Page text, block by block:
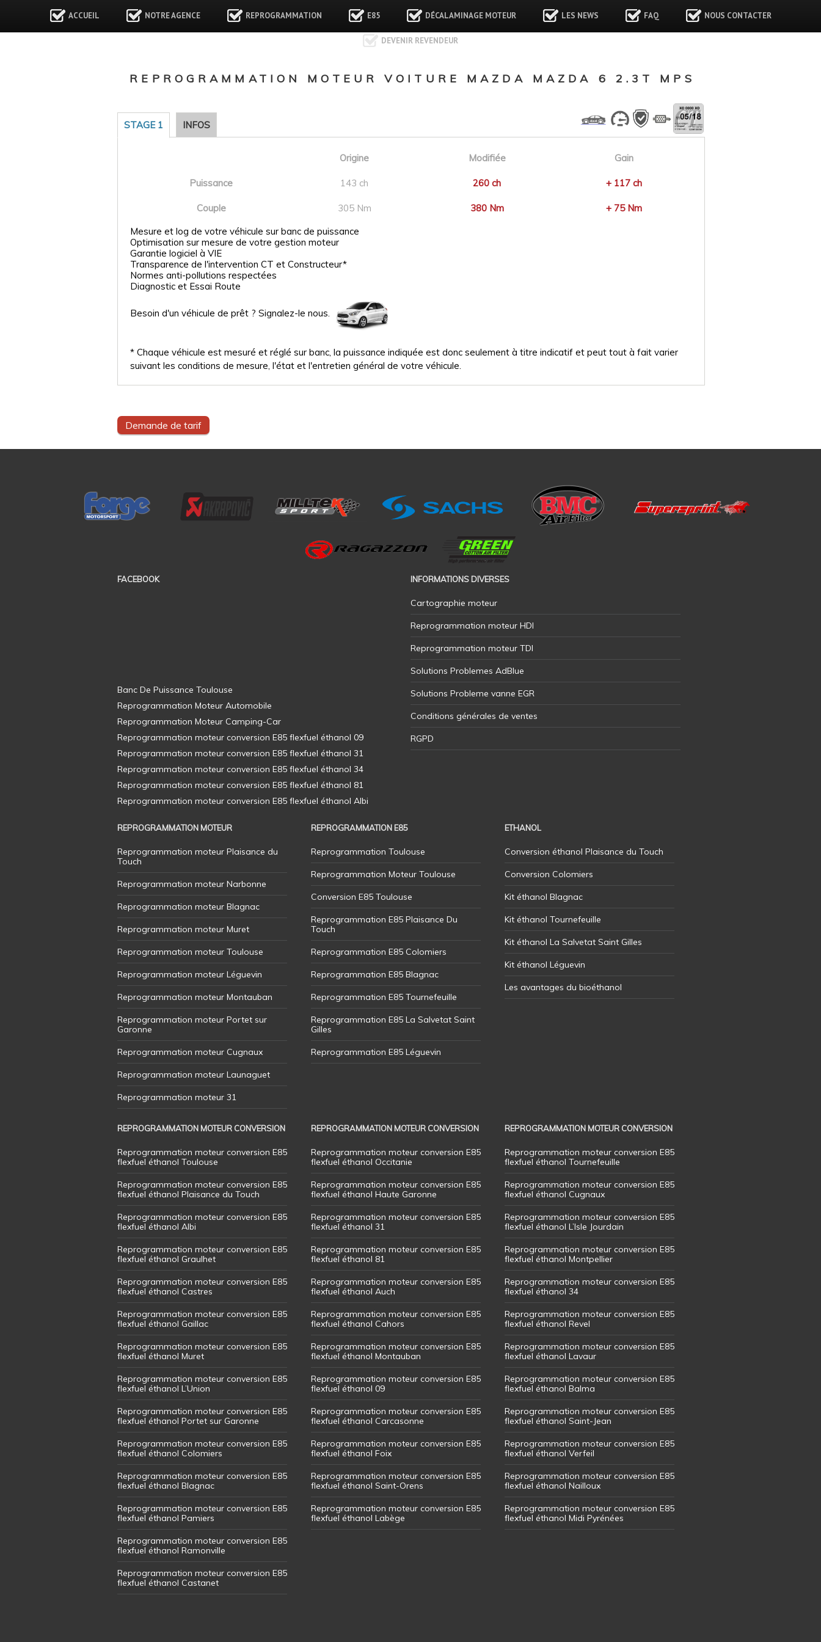
ACCUEIL NOTRE AGENCE REPROGRAMMATION E85 DÉCALAMINAGE MOTEUR LES NEWS FAQ NOUS CONTACTER
DEVENIR REVENDEUR
REPROGRAMMATION MOTEUR VOITURE MAZDA MAZDA 6 2.3T MPS
STAGE 1 INFOS
Origine Modifiée Gain
Puissance 143 ch 260 ch + 117 ch
Couple 305 Nm 380 Nm
+ 75 Nm
Mesure et log de votre véhicule sur banc de puissance
Optimisation sur mesure de votre gestion moteur
Garantie logiciel à VIE
Transparence de l'intervention CT et Constructeur*
Normes anti-pollutions respectées
Diagnostic et Essai Route
Besoin d'un véhicule de prêt ? Signalez-le nous.
* Chaque véhicule est mesuré et réglé sur banc, la puissance indiquée est donc seulement à titre indicatif et peut tout à fait varier
suivant les conditions de mesure, l'état et l'entretien général de votre véhicule.
Demande de tarif
FACEBOOK INFORMATIONS DIVERSES
Cartographie moteur
Reprogrammation moteur HDI
Reprogrammation moteur TDI
Solutions Problemes AdBlue
Solutions Probleme vanne EGR
Conditions générales de ventes
RGPD
REPROGRAMMATION MOTEUR
Reprogrammation moteur Plaisance du
Touch
Reprogrammation moteur Narbonne
Reprogrammation moteur Blagnac
Reprogrammation moteur Muret
Reprogrammation moteur Toulouse
Reprogrammation moteur Léguevin
Reprogrammation moteur Montauban
Reprogrammation moteur Portet sur
Garonne
Reprogrammation moteur Cugnaux
Reprogrammation moteur Launaguet
Reprogrammation moteur 31
REPROGRAMMATION E85
Reprogrammation Toulouse
Reprogrammation Moteur Toulouse
Conversion E85 Toulouse
Reprogrammation E85 Plaisance Du
Touch
Reprogrammation E85 Colomiers
Reprogrammation E85 Blagnac
Reprogrammation E85 Tournefeuille
Reprogrammation E85 La Salvetat Saint
Gilles
Reprogrammation E85 Léguevin
ETHANOL
Conversion éthanol Plaisance du Touch
Conversion Colomiers
Kit éthanol Blagnac
Kit éthanol Tournefeuille
Kit éthanol La Salvetat Saint Gilles
Kit éthanol Léguevin
Les avantages du bioéthanol
REPROGRAMMATION MOTEUR CONVERSION
Reprogrammation moteur conversion E85
flexfuel éthanol Toulouse
Reprogrammation moteur conversion E85
flexfuel éthanol Plaisance du Touch
Reprogrammation moteur conversion E85
flexfuel éthanol Albi
Reprogrammation moteur conversion E85
flexfuel éthanol Graulhet
Reprogrammation moteur conversion E85
flexfuel éthanol Castres
Reprogrammation moteur conversion E85
flexfuel éthanol Gaillac
Reprogrammation moteur conversion E85
flexfuel éthanol Muret
Reprogrammation moteur conversion E85
flexfuel éthanol L’Union
Reprogrammation moteur conversion E85
flexfuel éthanol Portet sur Garonne
Reprogrammation moteur conversion E85
flexfuel éthanol Colomiers
Reprogrammation moteur conversion E85
flexfuel éthanol Blagnac
Reprogrammation moteur conversion E85
flexfuel éthanol Pamiers
Reprogrammation moteur conversion E85
flexfuel éthanol Ramonville
Reprogrammation moteur conversion E85
flexfuel éthanol Castanet
REPROGRAMMATION MOTEUR CONVERSION
Reprogrammation moteur conversion E85
flexfuel éthanol Occitanie
Reprogrammation moteur conversion E85
flexfuel éthanol Haute Garonne
Reprogrammation moteur conversion E85
flexfuel éthanol 31
Reprogrammation moteur conversion E85
flexfuel éthanol 81
Reprogrammation moteur conversion E85
flexfuel éthanol Auch
Reprogrammation moteur conversion E85
flexfuel éthanol Cahors
Reprogrammation moteur conversion E85
flexfuel éthanol Montauban
Reprogrammation moteur conversion E85
flexfuel éthanol 09
Reprogrammation moteur conversion E85
flexfuel éthanol Carcasonne
Reprogrammation moteur conversion E85
flexfuel éthanol Foix
Reprogrammation moteur conversion E85
flexfuel éthanol Saint-Orens
Reprogrammation moteur conversion E85
flexfuel éthanol Labège
REPROGRAMMATION MOTEUR CONVERSION
Reprogrammation moteur conversion E85
flexfuel éthanol Tournefeuille
Reprogrammation moteur conversion E85
flexfuel éthanol Cugnaux
Reprogrammation moteur conversion E85
flexfuel éthanol L’Isle Jourdain
Reprogrammation moteur conversion E85
flexfuel éthanol Montpellier
Reprogrammation moteur conversion E85
flexfuel éthanol 34
Reprogrammation moteur conversion E85
flexfuel éthanol Revel
Reprogrammation moteur conversion E85
flexfuel éthanol Lavaur
Reprogrammation moteur conversion E85
flexfuel éthanol Balma
Reprogrammation moteur conversion E85
flexfuel éthanol Saint-Jean
Reprogrammation moteur conversion E85
flexfuel éthanol Verfeil
Reprogrammation moteur conversion E85
flexfuel éthanol Nailloux
Reprogrammation moteur conversion E85
flexfuel éthanol Midi Pyrénées
Banc De Puissance Toulouse
Reprogrammation Moteur Automobile
Reprogrammation Moteur Camping-Car
Reprogrammation moteur conversion E85 flexfuel éthanol 09
Reprogrammation moteur conversion E85 flexfuel éthanol 31
Reprogrammation moteur conversion E85 flexfuel éthanol 34
Reprogrammation moteur conversion E85 flexfuel éthanol 81
Reprogrammation moteur conversion E85 flexfuel éthanol Albi